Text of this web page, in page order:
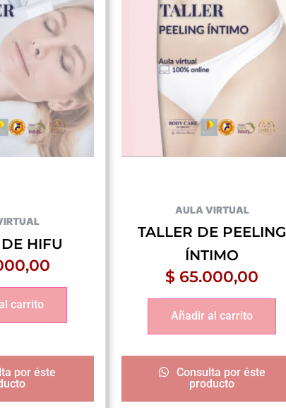
HIFU
carrito
por éste
AULA VIRTUAL
TALLER DE PEELING
ÍNTIMO
$ 65.000,00
Añadir al carrito
Consulta por éste
producto